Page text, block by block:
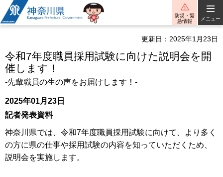
神奈川県
防災・緊
急情報
メニュー
更新日：2025年1月23日
令和7年度職員採用試験に向けた説明会を開
催します！
-先輩職員の生の声をお届けします！-
2025年01月23日
記者発表資料
神奈川県では、令和7年度職員採用試験に向けて、より多く
の方に県の仕事や採用試験の内容を知っていただくため、
説明会を実施します。